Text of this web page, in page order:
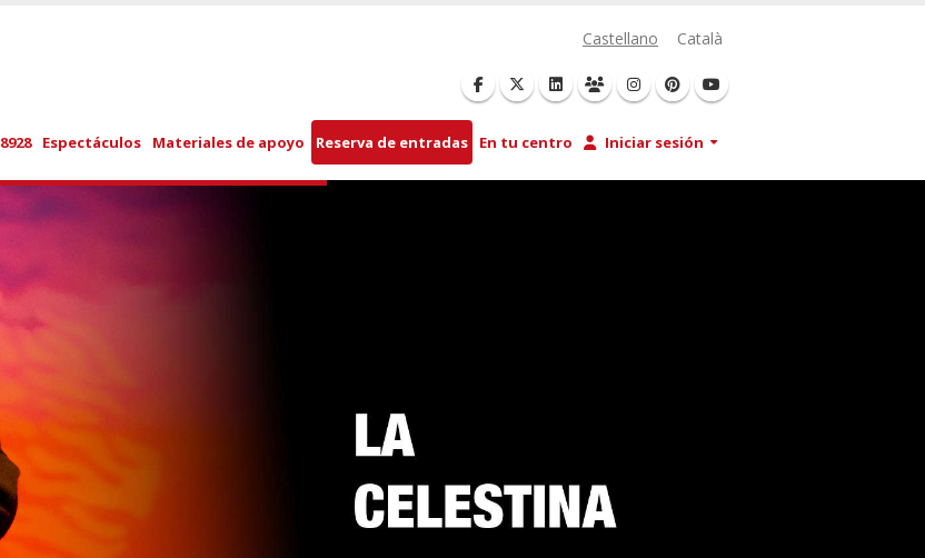
Castellano Català
Espectáculos Materiales de apoyo Reserva de entradas En tu centro Iniciar sesión